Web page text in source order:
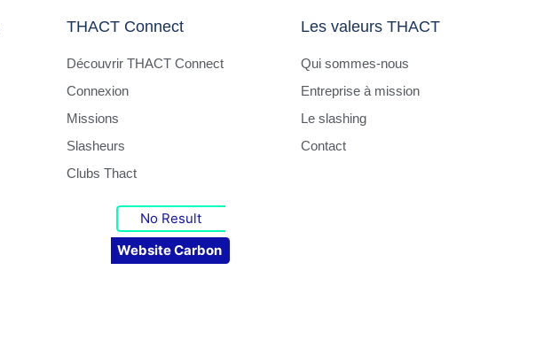
THACT Connect
Découvrir THACT Connect
Connexion
Missions
Slasheurs
Clubs Thact
No Result
Website Carbon
Les valeurs THACT
Qui sommes-nous
Entreprise à mission
Le slashing
Contact